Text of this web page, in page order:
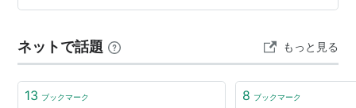
泉」**は、そんな私たち世代のわがままを優しく受け止
られるこの湖畔には、ただ眺めるだけではない、五感に
染み渡る「静寂の癒やし」があります。 …
ネットで話題 もっと見る
13 ブックマーク 8 ブックマーク